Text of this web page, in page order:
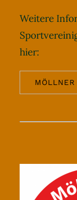
Weitere
hier:
MÖLLNER